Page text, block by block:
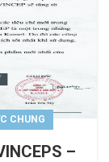
CHUNG
–